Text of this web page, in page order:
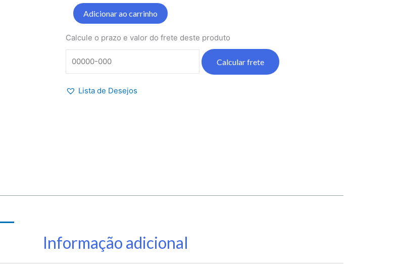
Facial
FPS
sem
g
Adicionar ao carrinho
Calcule o prazo e valor do frete deste produto
Lista de Desejos
Informação adicional